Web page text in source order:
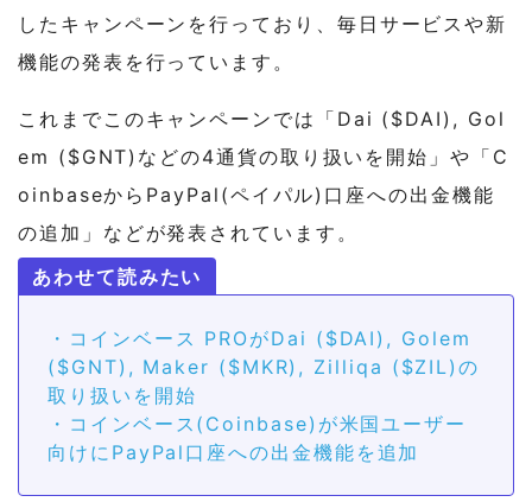
したキャンペーンを行っており、毎日サービスや新
機能の発表を行っています。
これまでこのキャンペーンでは「Dai ($DAI), Gol
em ($GNT)などの4通貨の取り扱いを開始」や「C
oinbaseからPayPal(ペイパル)口座への出金機能
の追加」などが発表されています。
・コインベース PROがDai ($DAI), Golem
($GNT), Maker ($MKR), Zilliqa ($ZIL)の
取り扱いを開始
・コインベース(Coinbase)が米国ユーザー
向けにPayPal口座への出金機能を追加